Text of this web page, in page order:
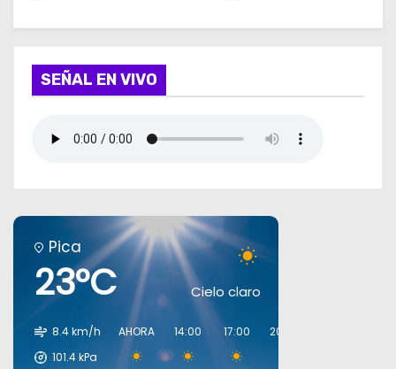
SEÑAL EN VIVO
Pica
23°C Cielo claro
8.4 km/h
101.4kPa
AHORA 14:00 17:00 20:00